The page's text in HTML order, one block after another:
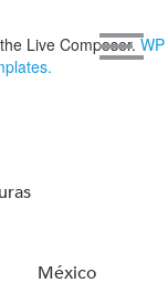
Live Composer.WP
México